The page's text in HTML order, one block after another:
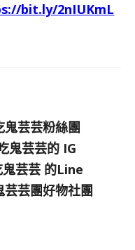
bit.ly/2nIUKmL
鬼芸芸粉絲團
鬼芸芸的 IG
芸芸 的Line
芸芸團好物社團